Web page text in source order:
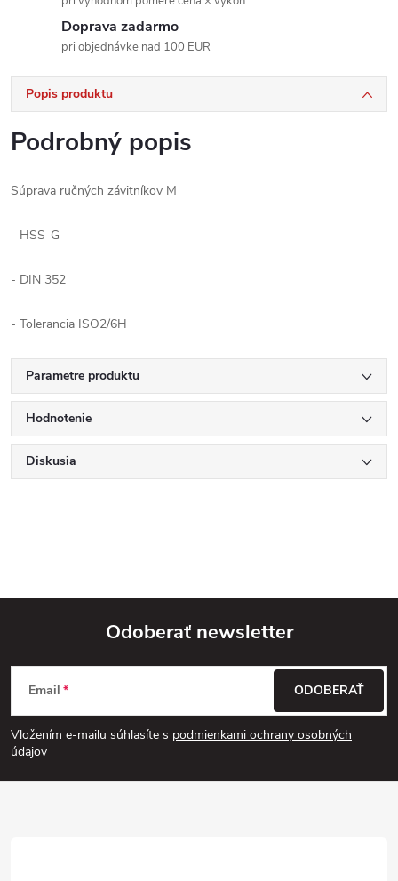
Doprava zadarmo
pri objednávke nad 100 EUR
Popis produktu
Podrobný popis
Súprava ručných závitníkov M
- HSS-G
- DIN 352
- Tolerancia ISO2/6H
Parametre produktu
Hodnotenie
Diskusia
Z
á
p
Odoberať newsletter
Email
Vložením e-mailu súhlasíte s podmienkami ochrany osobných
údajov
ODOBERAŤ